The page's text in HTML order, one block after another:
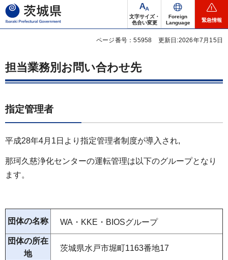
茨城県
文字サイズ・
色合い変更
Foreign
Language
緊急情報
ページ番号：55958 更新日:2026年7月15日
担当業務別お問い合わせ先
指定管理者
平成28年4月1日より指定管理者制度が導入され,
那珂久慈浄化センターの運転管理は以下のグループとなり
ます。
団体の名称 WA・KKE・BIOSグループ
団体の所在
地
茨城県水戸市堀町1163番地17